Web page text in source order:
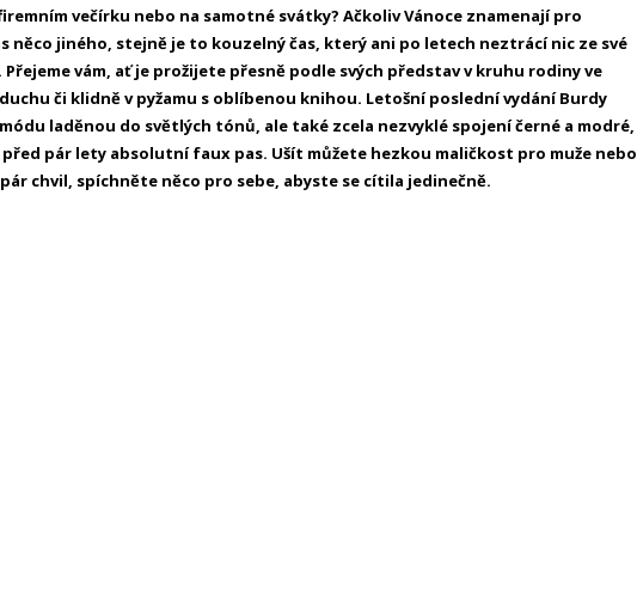
večírku nebo na samotné svátky? Ačkoliv Vánoce znamenají pro
něco jiného, stejně je to kouzelný čas, který ani po letech neztrácí nic ze své
vám, ať je prožijete přesně podle svých představ v kruhu rodiny ve
či klidně v pyžamu s oblíbenou knihou. Letošní poslední vydání Burdy
laděnou do světlých tónů, ale také zcela nezvyklé spojení černé a modré,
před pár lety absolutní faux pas. Ušít můžete hezkou maličkost pro muže nebo
chvil, spíchněte něco pro sebe, abyste se cítila jedinečně.